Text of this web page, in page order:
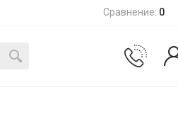
Сравнение: 0